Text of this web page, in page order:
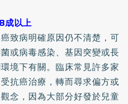
成以上
致病明確原因仍不清楚，可
或病毒感染、基因突變或長
境下有關。臨床常見許多家
抗癌治療，轉而尋求偏方或
念，因為大部分好發於兒童